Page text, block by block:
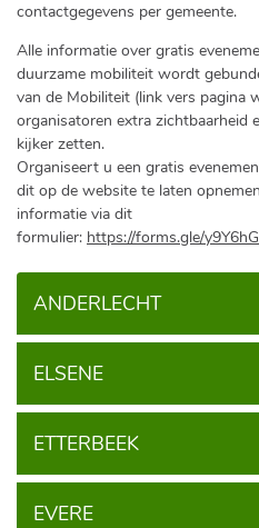
contactgegevens per gemeente.
Alle informatie over gratis
duurzame mobiliteit wordt
van de Mobiliteit (link vers pagina
organisatoren extra zichtbaarheid
kijker zetten.
Organiseert u een gratis
dit op de website te laten
informatie via dit
formulier: https://forms.gle/
ANDERLECHT
ELSENE
ETTERBEEK
EVERE